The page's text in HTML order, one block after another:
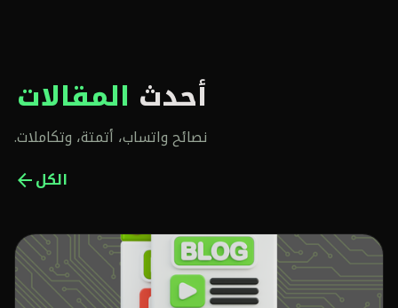
أحدث المقالات
نصائح واتساب، أتمتة، وتكاملات.
الكلarrow_back